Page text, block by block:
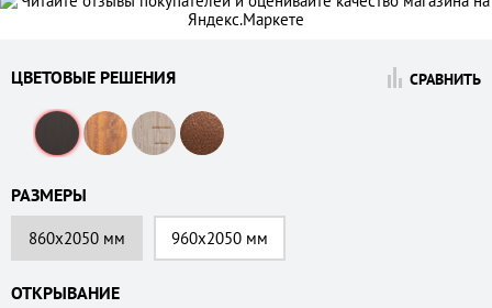
СРАВНИТЬ
ЦВЕТОВЫЕ РЕШЕНИЯ
РАЗМЕРЫ
860х2050 мм 960х2050 мм
ОТКРЫВАНИЕ